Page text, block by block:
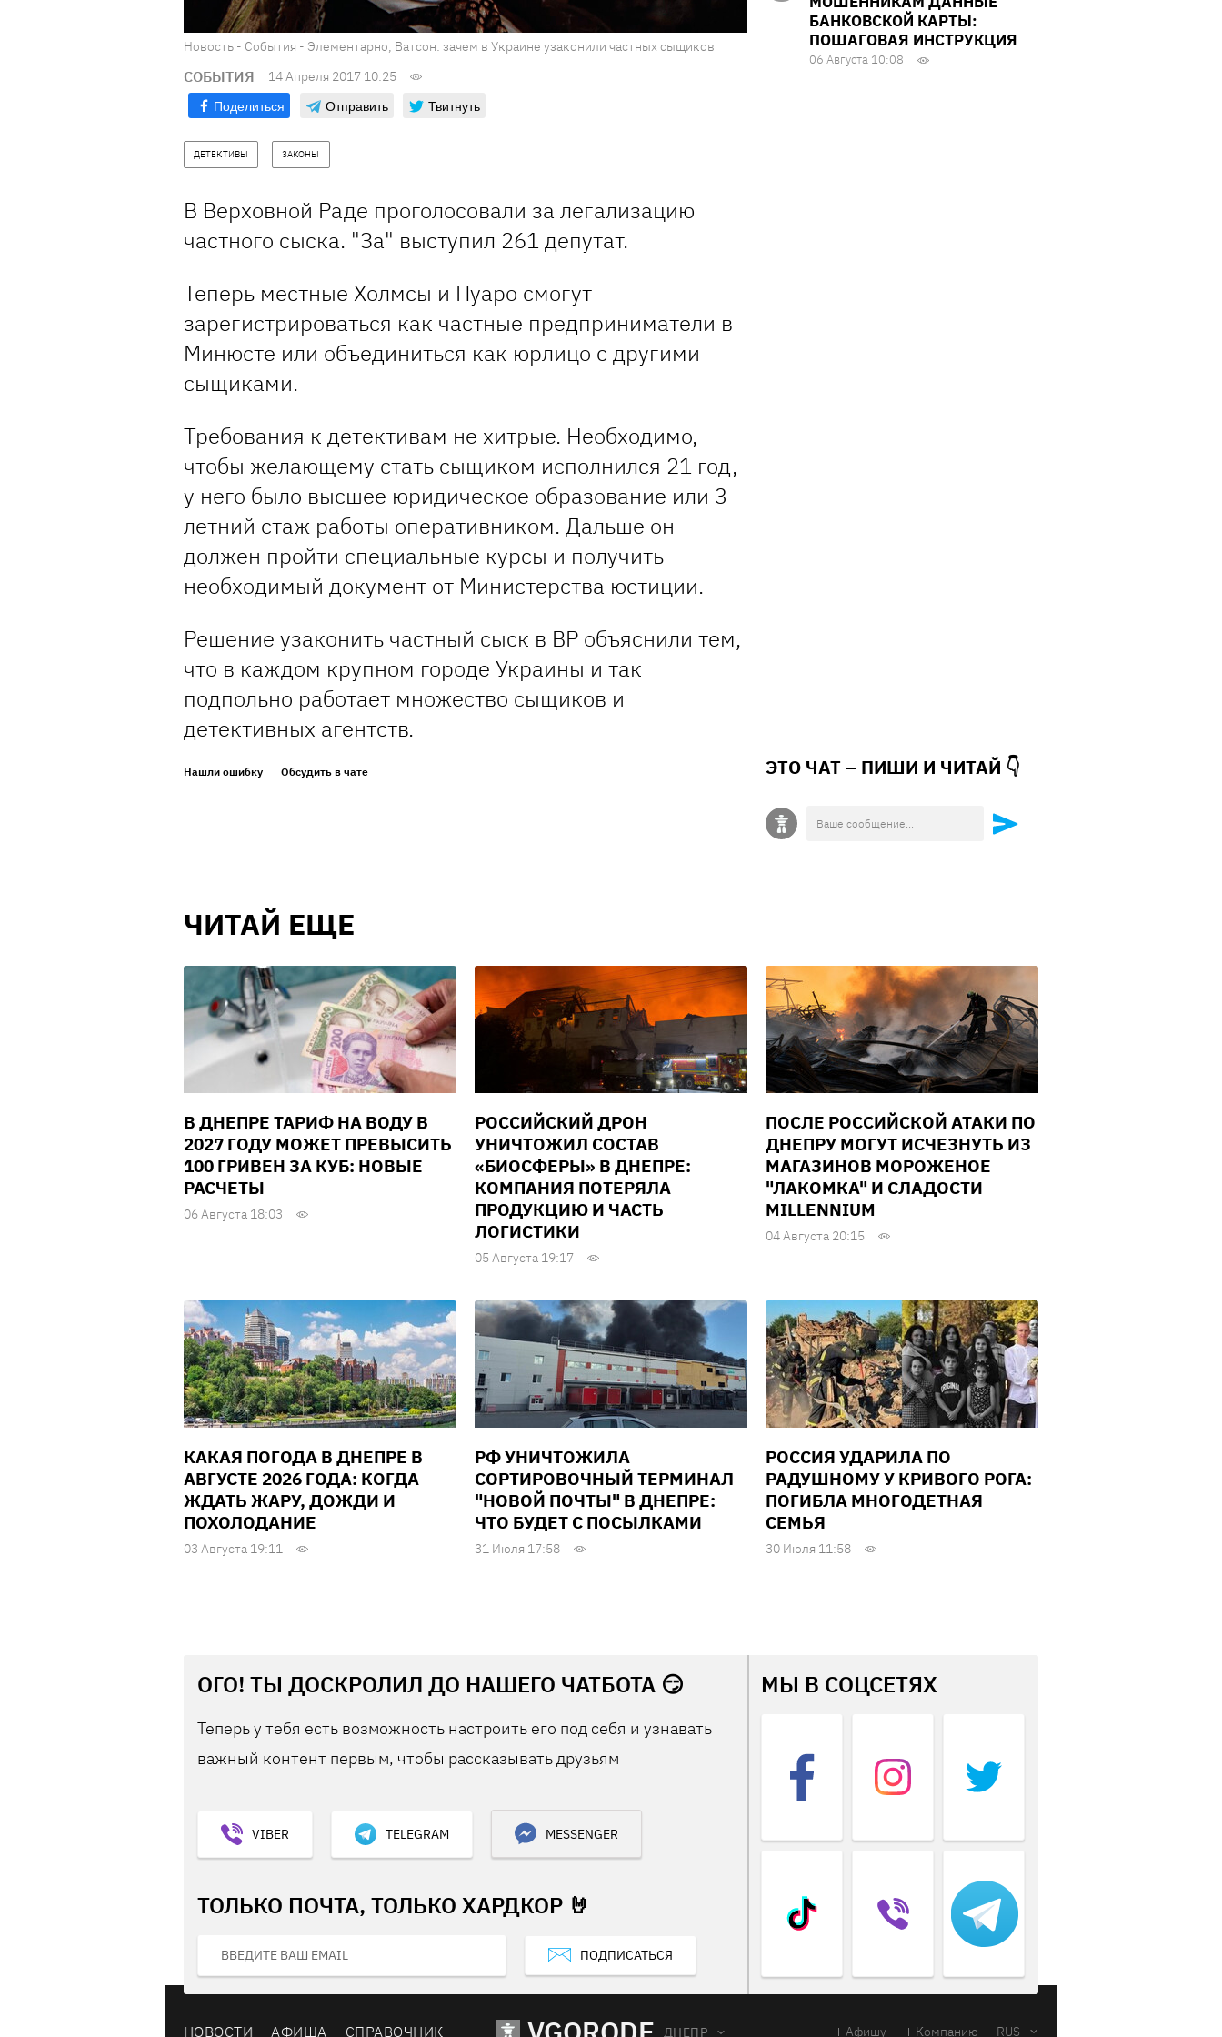
Новость - События - Элементарно, Ватсон: зачем в Украине узаконили частных сыщиков
СОБЫТИЯ 14 Апреля 2017 10:25
Поделиться Отправить Твитнуть
ДЕТЕКТИВЫ ЗАКОНЫ
В Верховной Раде проголосовали за легализацию
частного сыска. "За" выступил 261 депутат.
Теперь местные Холмсы и Пуаро смогут
зарегистрироваться как частные предприниматели в
Минюсте или объединиться как юрлицо с другими
сыщиками.
Требования к детективам не хитрые. Необходимо,
чтобы желающему стать сыщиком исполнился 21 год,
у него было высшее юридическое образование или 3-
летний стаж работы оперативником. Дальше он
должен пройти специальные курсы и получить
необходимый документ от Министерства юстиции.
Решение узаконить частный сыск в ВР объяснили тем,
что в каждом крупном городе Украины и так
подпольно работает множество сыщиков и
детективных агентств.
Нашли ошибку Обсудить в чате
БАНКОВСКОЙ КАРТЫ:
ПОШАГОВАЯ ИНСТРУКЦИЯ
06 Августа 10:08
ЭТО ЧАТ – ПИШИ И ЧИТАЙ 👇
ЧИТАЙ ЕЩЕ
В ДНЕПРЕ ТАРИФ НА ВОДУ В
2027 ГОДУ МОЖЕТ ПРЕВЫСИТЬ
100 ГРИВЕН ЗА КУБ: НОВЫЕ
РАСЧЕТЫ
06 Августа 18:03
РОССИЙСКИЙ ДРОН
УНИЧТОЖИЛ СОСТАВ
«БИОСФЕРЫ» В ДНЕПРЕ:
КОМПАНИЯ ПОТЕРЯЛА
ПРОДУКЦИЮ И ЧАСТЬ
ЛОГИСТИКИ
05 Августа 19:17
ПОСЛЕ РОССИЙСКОЙ АТАКИ ПО
ДНЕПРУ МОГУТ ИСЧЕЗНУТЬ ИЗ
МАГАЗИНОВ МОРОЖЕНОЕ
"ЛАКОМКА" И СЛАДОСТИ
MILLENNIUM
04 Августа 20:15
КАКАЯ ПОГОДА В ДНЕПРЕ В
АВГУСТЕ 2026 ГОДА: КОГДА
ЖДАТЬ ЖАРУ, ДОЖДИ И
ПОХОЛОДАНИЕ
03 Августа 19:11
РФ УНИЧТОЖИЛА
СОРТИРОВОЧНЫЙ ТЕРМИНАЛ
"НОВОЙ ПОЧТЫ" В ДНЕПРЕ:
ЧТО БУДЕТ С ПОСЫЛКАМИ
31 Июля 17:58
РОССИЯ УДАРИЛА ПО
РАДУШНОМУ У КРИВОГО РОГА:
ПОГИБЛА МНОГОДЕТНАЯ
СЕМЬЯ
30 Июля 11:58
ОГО! ТЫ ДОСКРОЛИЛ ДО НАШЕГО ЧАТБОТА 😏
Теперь у тебя есть возможность настроить его под себя и узнавать
важный контент первым, чтобы рассказывать друзьям
VIBER TELEGRAM MESSENGER
ТОЛЬКО ПОЧТА, ТОЛЬКО ХАРДКОР 🤘
ПОДПИСАТЬСЯ
МЫ В СОЦСЕТЯХ
НОВОСТИ АФИША СПРАВОЧНИК ДНЕПР Афишу Компанию RUS